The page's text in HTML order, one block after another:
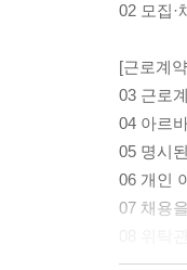
02 모집·
[근로계
03 근로
04 아르
05 명시
06 개인
07 채용